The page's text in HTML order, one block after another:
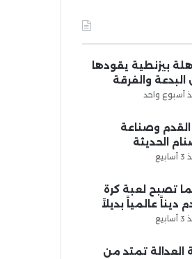
بيزنطية يقودها
البدعة والفرقة
أسبوع واحد
القدم وصناعة
الحديثة
تصبح لعبة كرة
ديناً عالمياً بديلاً
العدالة تمتد من